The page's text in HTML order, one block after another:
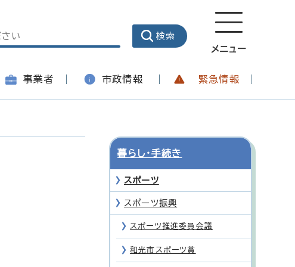
メニュー
事業者 市政情報 緊急情報
暮らし・手続き
スポーツ
スポーツ振興
スポーツ推進委員会議
和光市スポーツ賞